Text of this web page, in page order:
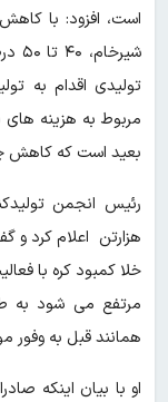
مربوط به هزینه
بعید است که کاهش
هزارتن اعلام کرد و
خلا کمبود کره با
مرتفع می شود به
همانند قبل به وفور
او با بیان اینکه